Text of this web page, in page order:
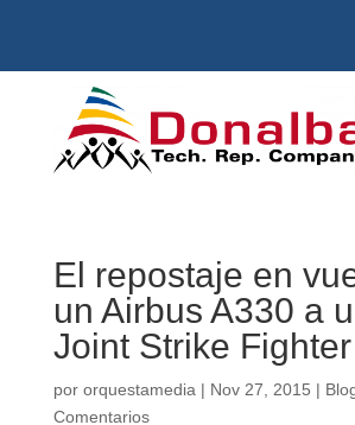
El repostaje en
un Airbus A330 a
Joint Strike Fighter
por orquestamedia | Nov 27, 2015 |
Comentarios